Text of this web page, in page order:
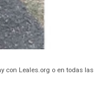
marca de